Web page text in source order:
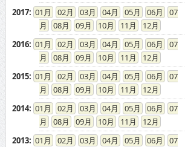
2017: 01 02 03 04 05 06
07
08
09 10 11
12
2016: 01 02 03 04 05 06
07
08
09 10 11
12
2015: 01 02 03 04 05 06
07
08
09 10 11
12
2014: 01 02 03 04 05 06
07
08
09 10 11
12
2013: 01 02 03 04 05 06
07